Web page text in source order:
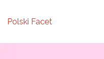
Polski Facet